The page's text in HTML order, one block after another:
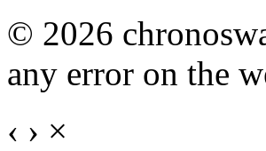
© 2026
any error on the
‹ › ×